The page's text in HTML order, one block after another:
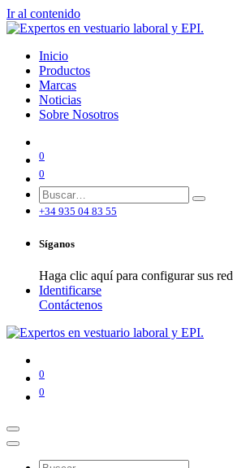
Ir al contenido
Inicio
Productos
Marcas
Noticias
Sobre Nosotros
0
0
+34 935 04 83 55
Síganos
Haga clic aquí para configurar sus
Identificarse
Contáctenos
0
0